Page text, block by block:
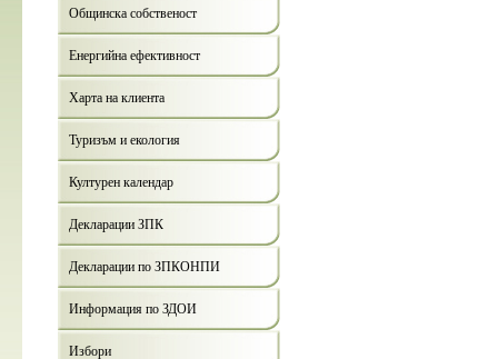
Общинска собственост
Енергийна ефективност
Харта на клиента
Туризъм и екология
Културен календар
Декларации ЗПК
Декларации по ЗПКОНПИ
Информация по ЗДОИ
Избори